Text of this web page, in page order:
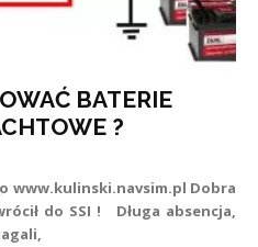
BATERIE
?
www.kulinski.navsim.pl Dobra
do SSI ! Długa absencja,